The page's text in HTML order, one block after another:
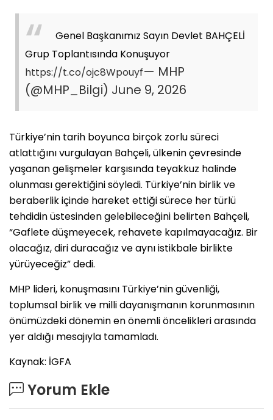
Genel Başkanımız Sayın Devlet BAHÇELİ
Grup Toplantısında Konuşuyor
https://t.co/ojc8Wpouyf— MHP
(@MHP_Bilgi) June 9, 2026
Türkiye’nin tarih boyunca birçok zorlu süreci
atlattığını vurgulayan Bahçeli, ülkenin çevresinde
yaşanan gelişmeler karşısında teyakkuz halinde
olunması gerektiğini söyledi. Türkiye’nin birlik ve
beraberlik içinde hareket ettiği sürece her türlü
tehdidin üstesinden gelebileceğini belirten Bahçeli,
“Gaflete düşmeyecek, rehavete kapılmayacağız. Bir
olacağız, diri duracağız ve aynı istikbale birlikte
yürüyeceğiz” dedi.
MHP lideri, konuşmasını Türkiye’nin güvenliği,
toplumsal birlik ve milli dayanışmanın korunmasının
önümüzdeki dönemin en önemli öncelikleri arasında
yer aldığı mesajıyla tamamladı.
Kaynak: İGFA
Yorum Ekle